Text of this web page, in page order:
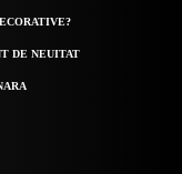
DE NEUITAT